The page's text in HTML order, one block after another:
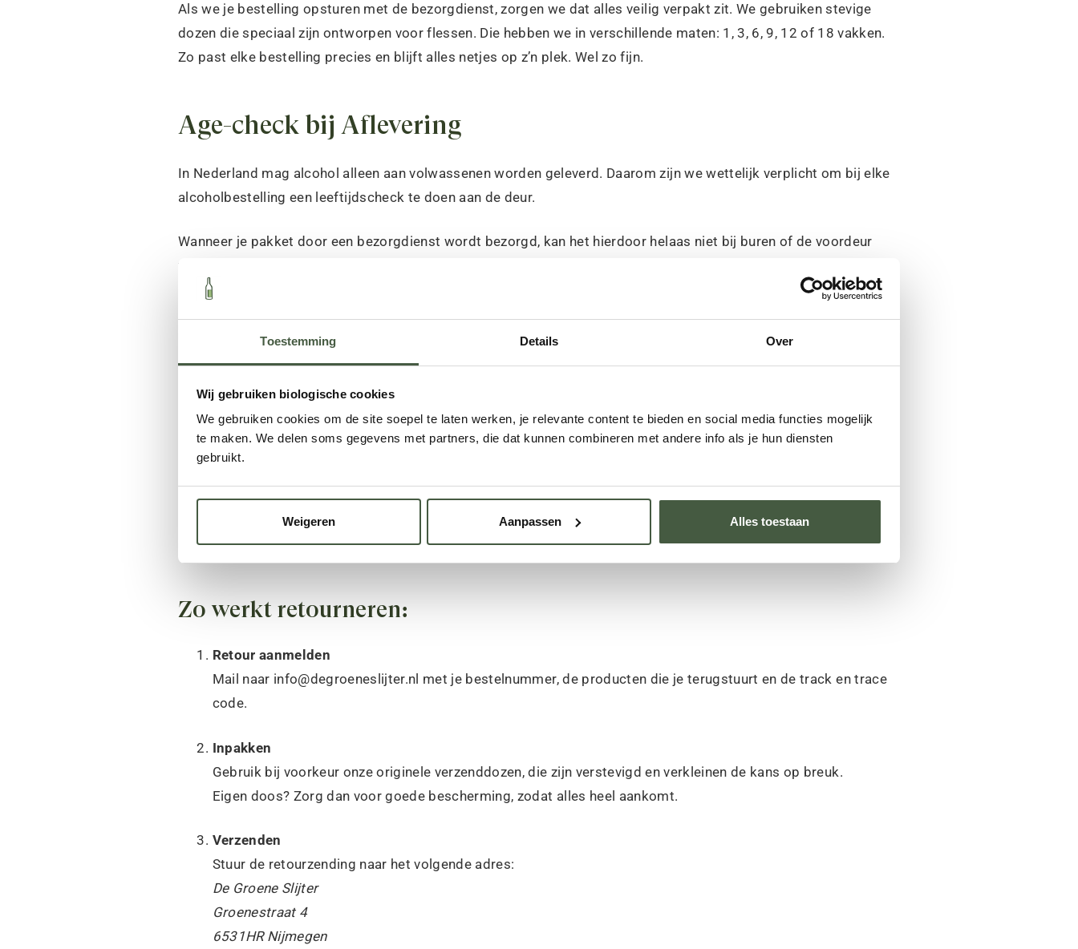
Toestemming Details Over
Wij gebruiken biologische cookies
We gebruiken cookies om de site soepel te laten werken, je relevante content te bieden en social media functies mogelijk
te maken. We delen soms gegevens met partners, die dat kunnen combineren met andere info als je hun diensten
gebruikt.
Weigeren Aanpassen Alles toestaan
Als we je bestelling opsturen met de bezorgdienst, zorgen we dat alles veilig verpakt zit. We gebruiken stevige
dozen die speciaal zijn ontworpen voor flessen. Die hebben we in verschillende maten: 1, 3, 6, 9, 12 of 18 vakken.
Zo past elke bestelling precies en blijft alles netjes op z’n plek. Wel zo fijn.
Age-check bij Aflevering
In Nederland mag alcohol alleen aan volwassenen worden geleverd. Daarom zijn we wettelijk verplicht om bij elke
alcoholbestelling een leeftijdscheck te doen aan de deur.
Wanneer je pakket door een bezorgdienst wordt bezorgd, kan het hierdoor helaas niet bij buren of de voordeur
worden achtergelaten. Hou hier dus rekening mee bij het bestellen. Bedankt voor je begrip!
Binnen 14 dagen na ontvangst kun je zonder opgave van reden je bestelling annuleren. Na het aanmelden van de
annulering heb je nog 14 dagen om je bestelling terug te sturen. We vergoeden alleen ongebroken en ongeopende
Na ontvangst van de geretourneerde producten storten we de volledige kosten terug, alleen de kosten voor het
retourneren zijn voor jouw rekening.
Zo werkt retourneren:
Retour aanmelden
Mail naar info@degroeneslijter.nl met je bestelnummer, de producten die je terugstuurt en de track en trace
code.
Inpakken
Gebruik bij voorkeur onze originele verzenddozen, die zijn verstevigd en verkleinen de kans op breuk.
Eigen doos? Zorg dan voor goede bescherming, zodat alles heel aankomt.
Verzenden
Stuur de retourzending naar het volgende adres:
De Groene Slijter
Groenestraat 4
6531HR Nijmegen